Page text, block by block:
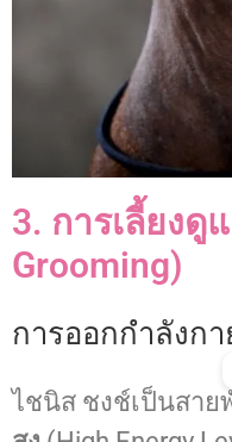
3. การเลี้ยงดู
Grooming)
การออกกำลังกา
ไชนิส ชงช์เป็นสา